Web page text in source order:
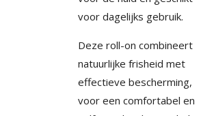
voor dagelijks gebruik.
Deze roll-on combineert
natuurlijke frisheid met
effectieve bescherming,
voor een comfortabel en